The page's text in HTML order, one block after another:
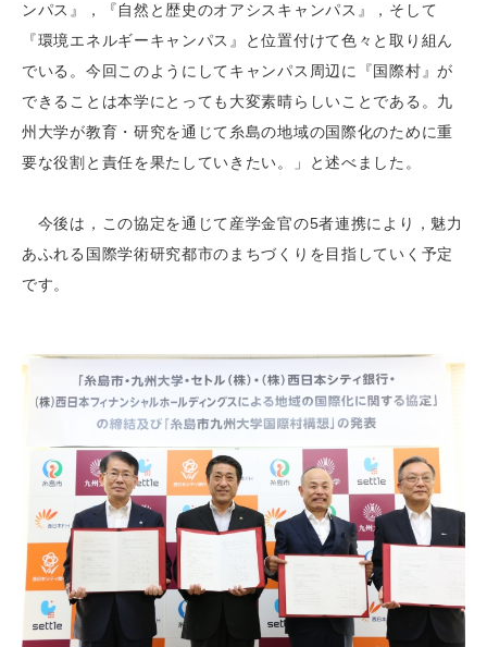
ンパス』，『自然と歴史のオアシスキャンパス』，そして
『環境エネルギーキャンパス』と位置付けて色々と取り組ん
でいる。今回このようにしてキャンパス周辺に『国際村』が
できることは本学にとっても大変素晴らしいことである。九
州大学が教育・研究を通じて糸島の地域の国際化のために重
要な役割と責任を果たしていきたい。」と述べました。
今後は，この協定を通じて産学金官の5者連携により，魅力
あふれる国際学術研究都市のまちづくりを目指していく予定
です。